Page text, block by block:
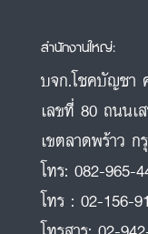
สำนักงานใหญ่:
บจก.โชคบัญชา
เลขที่ 80 ถนนเ
เขตลาดพร้าว ก
โทร: 082-965-
โทร : 02-156-